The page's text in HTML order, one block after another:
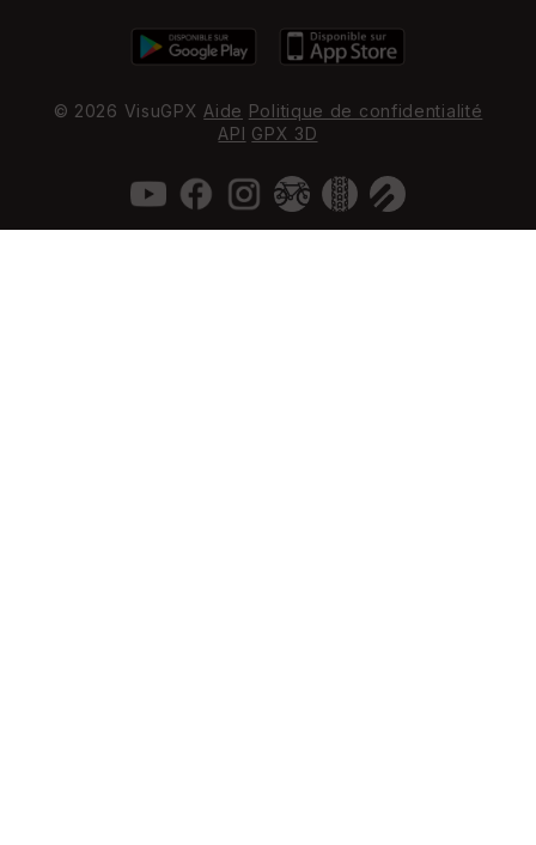
© 2026 VisuGPX Aide Politique de confidentialité
API GPX 3D